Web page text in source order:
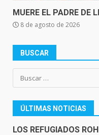
MUERE EL PADRE DE
8 de agosto de 2026
BUSCAR
Buscar:
ÚLTIMAS NOTICIAS
LOS REFUGIADOS